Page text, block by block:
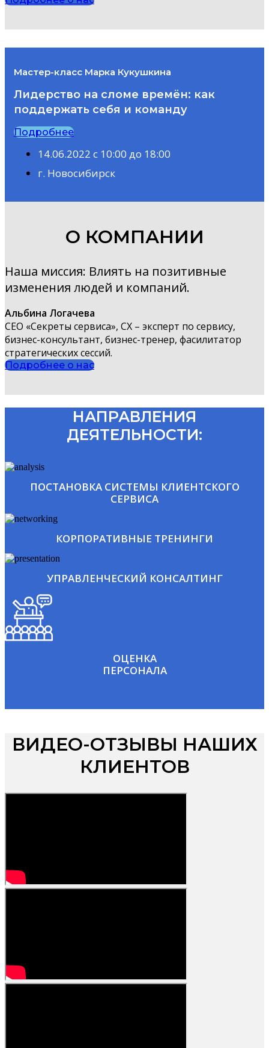
Мастер-класс Марка Кукушкина
Лидерство на сломе времён: как
поддержать себя и команду
Подробнее
14.06.2022 с 10:00 до 18:00
г. Новосибирск
О КОМПАНИИ
Наша миссия: Влиять на позитивные
изменения людей и компаний.
Альбина Логачева
СЕО «Секреты сервиса», CX – эксперт по сервису,
бизнес-консультант, бизнес-тренер, фасилитатор
стратегических сессий.
Подробнее о нас
НАПРАВЛЕНИЯ
ДЕЯТЕЛЬНОСТИ:
ПОСТАНОВКА СИСТЕМЫ КЛИЕНТСКОГО
СЕРВИСА
КОРПОРАТИВНЫЕ ТРЕНИНГИ
УПРАВЛЕНЧЕСКИЙ КОНСАЛТИНГ
ОЦЕНКА
ПЕРСОНАЛА
ВИДЕО-ОТЗЫВЫ НАШИХ
КЛИЕНТОВ